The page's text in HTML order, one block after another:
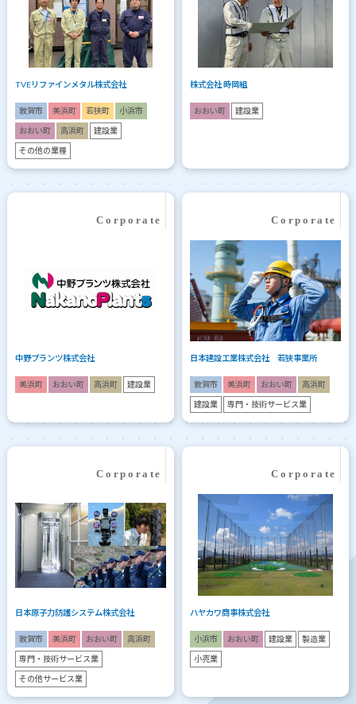
TVEリファインメタル株式会社
敦賀市 美浜町 若狭町 小浜市
おおい町 高浜町 建設業
その他の業種
株式会社 時岡組
おおい町 建設業
中野プランツ株式会社
美浜町 おおい町 高浜町 建設業
日本建設工業株式会社 若狭事業所
敦賀市 美浜町 おおい町 高浜町
建設業 専門・技術サービス業
日本原子力防護システム株式会社
敦賀市 美浜町 おおい町 高浜町
専門・技術サービス業
その他サービス業
ハヤカワ商事株式会社
小浜市 おおい町 建設業 製造業
小売業